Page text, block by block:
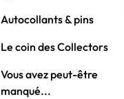
Autocollants & pins
Le coin des Collectors
Vous avez peut-être
manqué...